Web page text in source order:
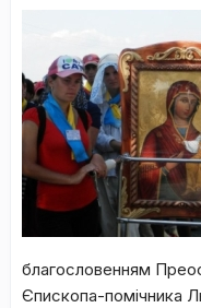
благословенням
Єпископа-помічника